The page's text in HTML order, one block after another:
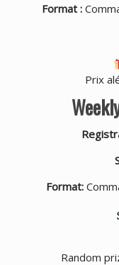
Format :
Prix
Format:
Random